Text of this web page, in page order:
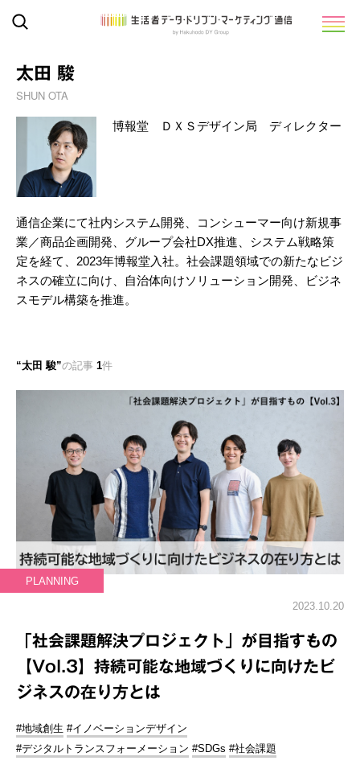
太田 駿
SHUN OTA
博報堂 ＤＸＳデザイン局 ディレクター
通信企業にて社内システム開発、コンシューマー向け新規事
業／商品企画開発、グループ会社DX推進、システム戦略策
定を経て、2023年博報堂入社。社会課題領域での新たなビジ
ネスの確立に向け、自治体向けソリューション開発、ビジネ
スモデル構築を推進。
太田 駿 の記事 1件
PLANNING
2023.10.20
「社会課題解決プロジェクト」が目指すもの
【Vol.3】持続可能な地域づくりに向けたビ
ジネスの在り方とは
#地域創生 #イノベーションデザイン
#デジタルトランスフォーメーション #SDGs #社会課題